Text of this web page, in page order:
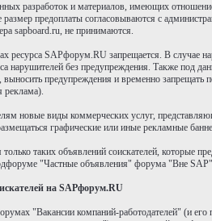
разработок и материалов, имеющих
предоплаты согласовываются с
sapboard.ru, не принимаются.
SAPфорум.RU запрещается. В случае
нарушителей без предупреждения. Также под
выносить предупреждения и временно
реклама).
новые виды коммерческих услуг,
графические или иные рекламные
таких объявлений соискателей, которые
"Частные объявления" форума "Вне
на SAPфорум.RU
"Вакансии компаний-работодателей" (и